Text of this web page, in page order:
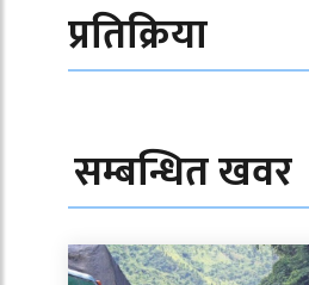
प्रतिक्रिया
सम्बन्धित खवर